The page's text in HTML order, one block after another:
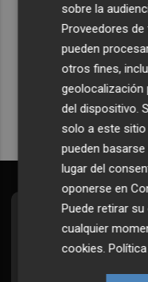
Recibe
Plaza
Todos los días
sobre la
Proveedores
pueden
otros fines,
del dispositivo.
solo a este
pueden
lugar del
oponerse en
Puede retirar
cualquier
cookies .